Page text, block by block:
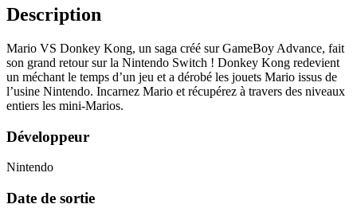
Description
Mario VS Donkey Kong, un saga créé sur GameBoy Advance, fait
son grand retour sur la Nintendo Switch ! Donkey Kong redevient
un méchant le temps d’un jeu et a dérobé les jouets Mario issus de
l’usine Nintendo. Incarnez Mario et récupérez à travers des niveaux
entiers les mini-Marios.
Développeur
Nintendo
Date de sortie